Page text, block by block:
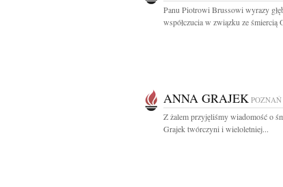
Panu Piotrowi Brussowi wyrazy
współczucia w związku ze śmiercią
ANNA GRAJEK POZNAŃ
Z żalem przyjęliśmy wiadomość o
Grajek twórczyni i wieloletniej...